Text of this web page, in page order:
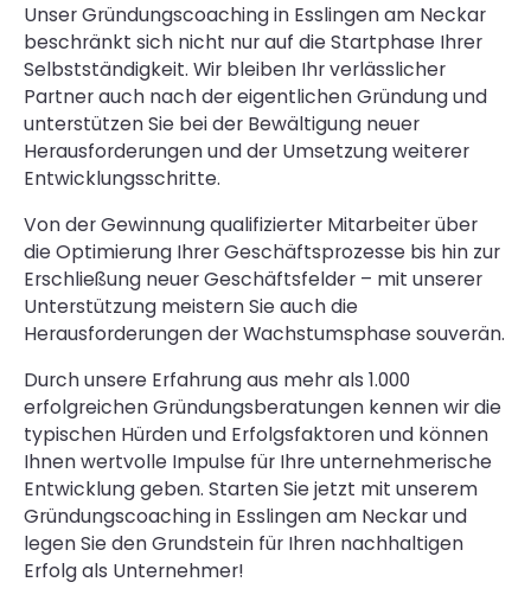
Unser Gründungscoaching in Esslingen am Neckar
beschränkt sich nicht nur auf die Startphase Ihrer
Selbstständigkeit. Wir bleiben Ihr verlässlicher
Partner auch nach der eigentlichen Gründung und
unterstützen Sie bei der Bewältigung neuer
Herausforderungen und der Umsetzung weiterer
Entwicklungsschritte.
Von der Gewinnung qualifizierter Mitarbeiter über
die Optimierung Ihrer Geschäftsprozesse bis hin zur
Erschließung neuer Geschäftsfelder – mit unserer
Unterstützung meistern Sie auch die
Herausforderungen der Wachstumsphase souverän.
Durch unsere Erfahrung aus mehr als 1.000
erfolgreichen Gründungsberatungen kennen wir die
typischen Hürden und Erfolgsfaktoren und können
Ihnen wertvolle Impulse für Ihre unternehmerische
Entwicklung geben. Starten Sie jetzt mit unserem
Gründungscoaching in Esslingen am Neckar und
legen Sie den Grundstein für Ihren nachhaltigen
Erfolg als Unternehmer!